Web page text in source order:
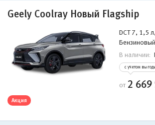
Geely Coolray Новый Flagship
DCT 7, 1,5
В наличии:
с учетом
от 2 669
Акция